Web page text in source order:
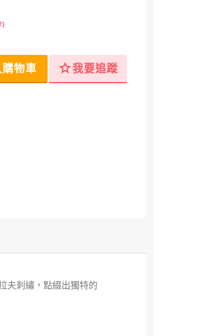
)
購物車 star我要追蹤
夫刺繡，點綴出獨特的